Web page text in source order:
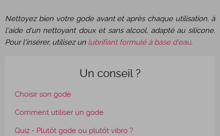
Nettoyez bien votre gode avant et après chaque utilisation, à
l'aide d'un nettoyant doux et sans alcool, adapté au silicone.
Pour l'insérer, utilisez un lubrifiant formulé à base d'eau.
Un conseil ?
Choisir son gode
Comment utiliser un gode
Quiz - Plutôt gode ou plutôt vibro ?